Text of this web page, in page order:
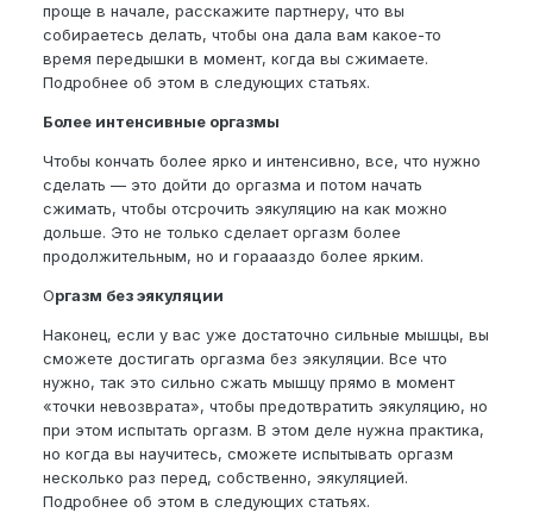
проще в начале, расскажите партнеру, что вы
собираетесь делать, чтобы она дала вам какое-то
время передышки в момент, когда вы сжимаете.
Подробнее об этом в следующих статьях.
Более интенсивные оргазмы
Чтобы кончать более ярко и интенсивно, все, что нужно
сделать — это дойти до оргазма и потом начать
сжимать, чтобы отсрочить эякуляцию на как можно
дольше. Это не только сделает оргазм более
продолжительным, но и гораааздо более ярким.
Оргазм без эякуляции
Наконец, если у вас уже достаточно сильные мышцы, вы
сможете достигать оргазма без эякуляции. Все что
нужно, так это сильно сжать мышцу прямо в момент
«точки невозврата», чтобы предотвратить эякуляцию, но
при этом испытать оргазм. В этом деле нужна практика,
но когда вы научитесь, сможете испытывать оргазм
несколько раз перед, собственно, эякуляцией.
Подробнее об этом в следующих статьях.